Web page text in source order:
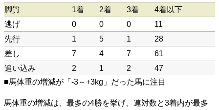
脚質
1着 2着 3着
4着以下
逃げ
0 0 0
11
先行
1 5 1
28
差し
7 4 7
61
追い込み
2 1 2
47
■馬体重の増減が「-3～+3kg」だった馬に注目
馬体重の増減は、最多の4勝を挙げ、連対数と3着内が最多